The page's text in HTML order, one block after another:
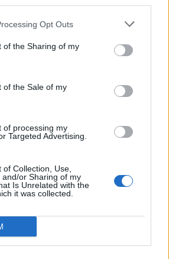
Opt Outs
of the Sharing of my
of the Sale of my
of processing my
Targeted Advertising.
Collection, Use,
and/or Sharing of my
Is Unrelated with the
it was collected.
Ruokavirastolta